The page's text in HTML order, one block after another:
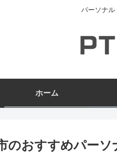
パーソナル
ホーム
のおすすめパー